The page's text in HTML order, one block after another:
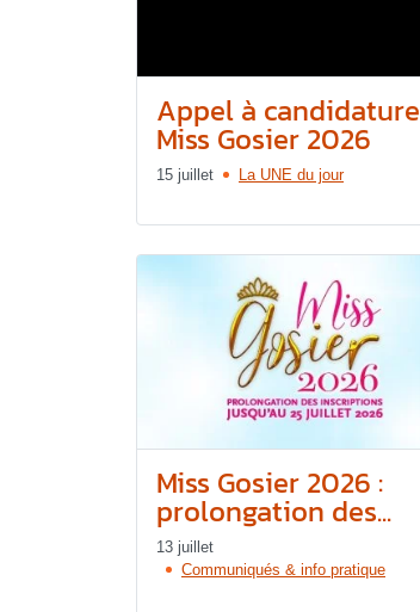
Appel à candidature
Miss Gosier 2026
15 juillet La UNE du jour
Miss Gosier 2026 :
prolongation des...
13 juillet
Communiqués & info pratique